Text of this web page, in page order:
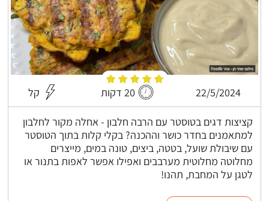
22/5/2024 20 דקות קל
קציצות דגים בטוסטר עם הרבה חלבון - אחלה מקור לחלבון
למתאמנים בחדר כושר וההכנה? בקלי קלות בתוך הטוסטר
עם שיבולת שועל, בטטה, ביצים, טונה במים, מייצרים
מחלוטה מחלוטית מערבבים ואפילו אפשר לאפות בתנור או
לטגן על המחבת, תהנו!